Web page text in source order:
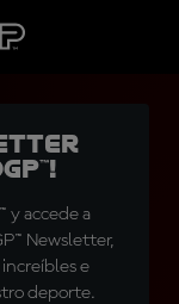
y accede a
Newsletter,
e
deporte.